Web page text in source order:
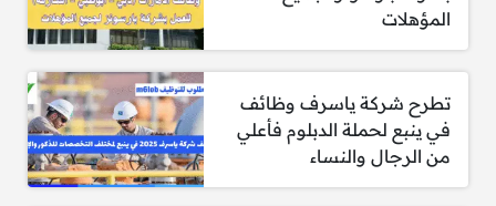
مطلوب مدير مشروع أول
المؤهلات
تطرح شركة ياسرف وظائف
في ينبع لحملة الدبلوم فأعلي
من الرجال والنساء